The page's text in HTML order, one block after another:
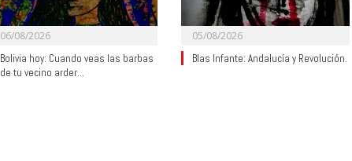
06/08/2026
Bolivia hoy: Cuando veas las barbas
de tu vecino arder…
05/08/2026
Blas Infante: Andalucía y Revolución.